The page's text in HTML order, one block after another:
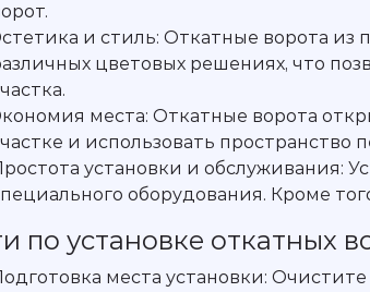
и стиль: Откатные ворота
цветовых решениях, что
места: Откатные ворота
и использовать пространство
установки и обслуживания:
оборудования. Кроме
по установке откатных
места установки: